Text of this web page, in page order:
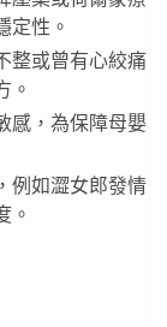
定性。
整或曾有心絞痛
。
感，為保障母嬰
例如澀女郎發情
。